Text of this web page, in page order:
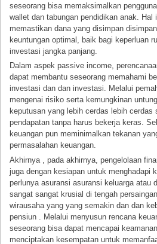
seseorang bisa memaksimalkan
wallet dan tabungan pendidikan anak.
memastikan dana yang disimpan
keuntungan optimal, baik bagi keperluan
investasi jangka panjang.
Dalam aspek passive income,
dapat membantu seseorang memahami
investasi dan dan investasi. Melalui
mengenai risiko serta kemungkinan
keputusan yang lebih cerdas lebih cerdas
pendapatan tanpa harus bekerja keras.
keuangan pun meminimalkan tekanan
permasalahan keuangan.
Akhirnya , pada akhirnya, pengelolaan
juga dengan kesiapan untuk menghadapi
perlunya asuransi asuransi keluarga atau
sangat sangat krusial di tengah
wirausaha yang yang semakin dan dan
pensiun . Melalui menyusun rencana
seseorang bisa dapat mencapai
menciptakan kesempatan untuk